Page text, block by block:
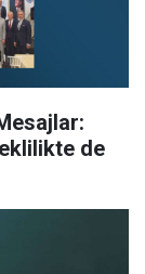
de